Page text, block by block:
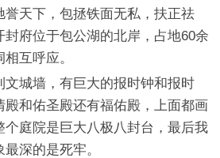
誉天下，包拯铁面无私，扶正祛
府位于包公湖的北岸，占地60余
互呼应。
城墙，有巨大的报时钟和报时
和佑圣殿还有福佑殿，上面都画
庭院是巨大八极八封台，最后我
深的是死牢。